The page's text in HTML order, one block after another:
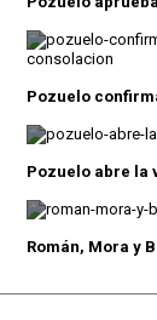
Pozuelo
Pozuelo abre la
Román, Mora y